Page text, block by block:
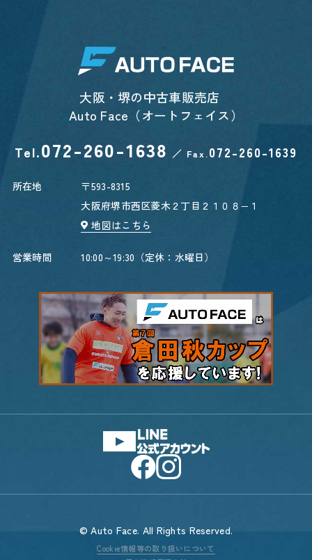
大阪・堺の中古車販売店
Auto Face（オートフェイス）
Tel.072-260-1638 ／ Fax.072-260-1639
所在地
〒593-8315
大阪府堺市西区菱木２丁目２１０８−１
地図はこちら
営業時間 10:00～19:30（定休：水曜日）
© Auto Face. All Rights Reserved.
Cookie情報等の取り扱いについて